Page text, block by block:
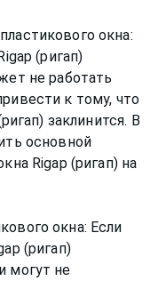
окна:
(ригап)
не работать
к тому, что
заклинится. В
основной
Rigap (ригап) на
окна: Если
(ригап)
могут не